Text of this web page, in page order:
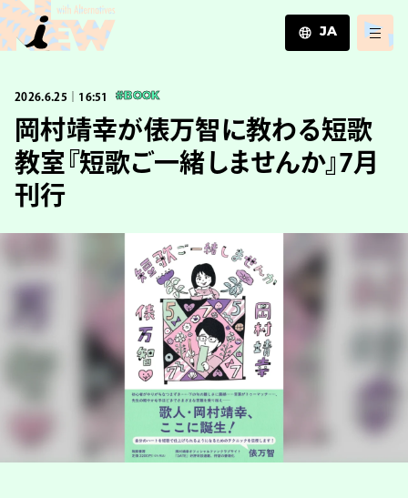
JA
ZH
2026.6.25｜16:51 #BOOK
岡村靖幸が俵万智に教わる短歌
教室『短歌ご一緒しませんか』7月
刊行